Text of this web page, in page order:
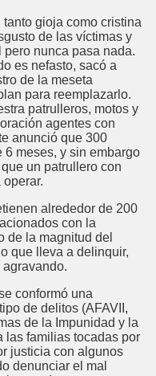
gioja como cristina
de las víctimas y
pero nunca pasa nada.
es nefasto, sacó a
de la meseta
para reemplazarlo.
patrulleros, motos y
agentes con
anunció que 300
6 meses, y sin embargo
un patrullero con
alrededor de 200
con la
de la magnitud del
que lleva a delinquir,
conformó una
de delitos (AFAVII,
de la Impunidad y la
las familias tocadas por
justicia con algunos
denunciar el mal